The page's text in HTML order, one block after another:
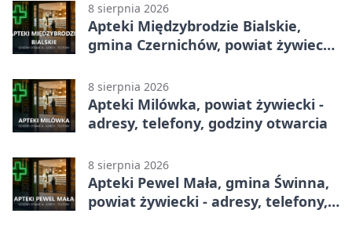
8 sierpnia 2026
Apteki Międzybrodzie Bialskie,
gmina Czernichów, powiat żywiecki
8 sierpnia 2026
Apteki Milówka, powiat żywiecki -
adresy, telefony, godziny otwarcia
8 sierpnia 2026
Apteki Pewel Mała, gmina Świnna,
powiat żywiecki - adresy, telefony,